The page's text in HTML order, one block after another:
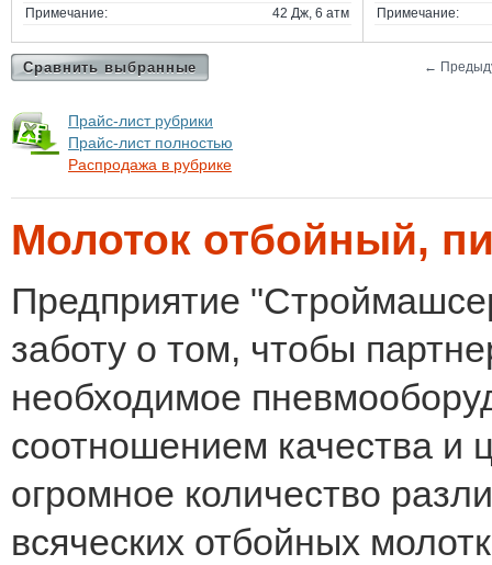
Примечание:
42 Дж, 6 атм
Примечание:
Сравнить выбранные ←
Прайс-лист рубрики
Прайс-лист полностью
Распродажа в рубрике
Молоток отбойный,
Предприятие
заботу о том, чтобы
необходимое
соотношением качества и
огромное количество
всяческих отбойных